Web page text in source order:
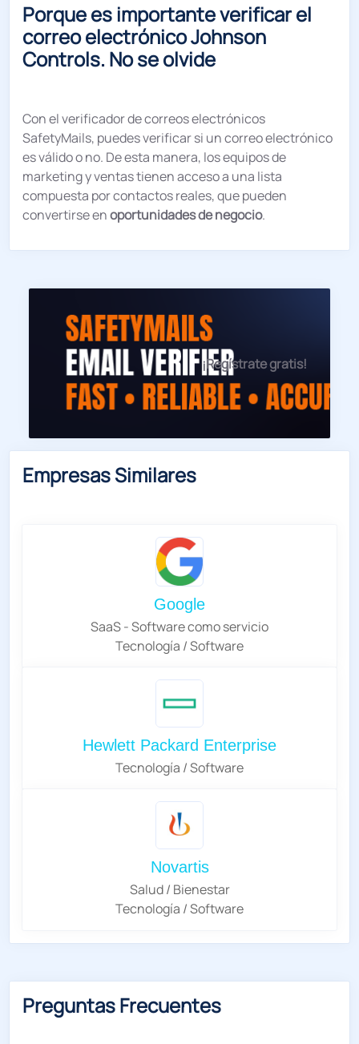
Porque es importante verificar el
correo electrónico Johnson
Controls. No se olvide
Con el verificador de correos electrónicos
SafetyMails, puedes verificar si un correo electrónico
es válido o no. De esta manera, los equipos de
marketing y ventas tienen acceso a una lista
compuesta por contactos reales, que pueden
convertirse enoportunidades de negocio.
¡Regístrate gratis!
Empresas Similares
Google
SaaS - Software como servicio
Tecnología / Software
Hewlett Packard Enterprise
Tecnología / Software
Novartis
Salud / Bienestar
Tecnología / Software
Preguntas Frecuentes